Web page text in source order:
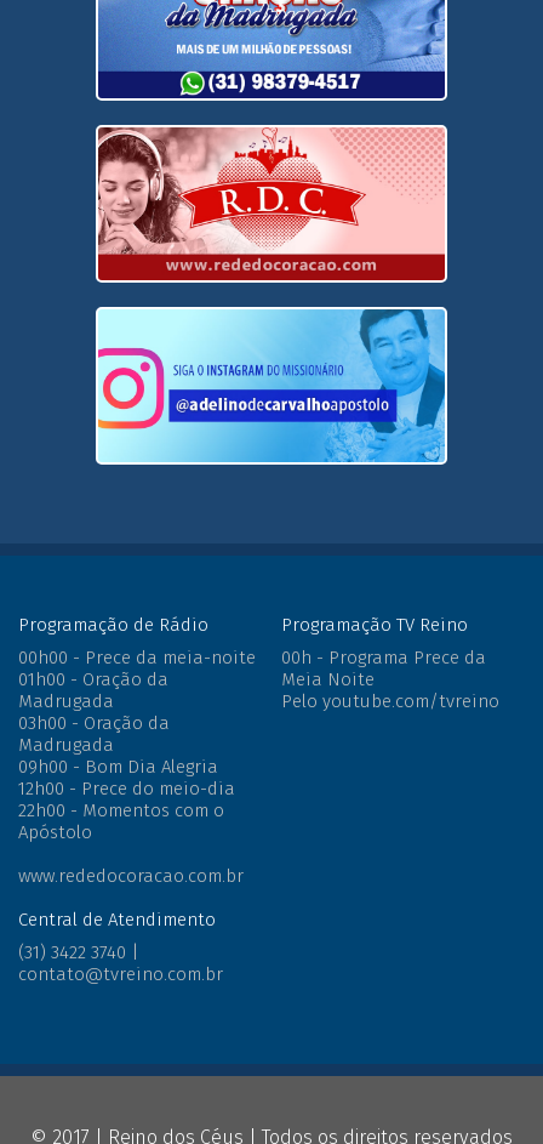
WhatsApp (31) 98379-4517
Entre no site
Programação de Rádio
00h00 - Prece da meia-noite
01h00 - Oração da
Madrugada
03h00 - Oração da
Madrugada
09h00 - Bom Dia Alegria
12h00 - Prece do meio-dia
22h00 - Momentos com o
Apóstolo
www.rededocoracao.com.br
Programação TV Reino
00h - Programa Prece da
Meia Noite
Pelo youtube.com/tvreino
Central de Atendimento
(31) 3422 3740 |
contato@tvreino.com.br
© 2017 | Reino dos Céus | Todos os direitos reservados